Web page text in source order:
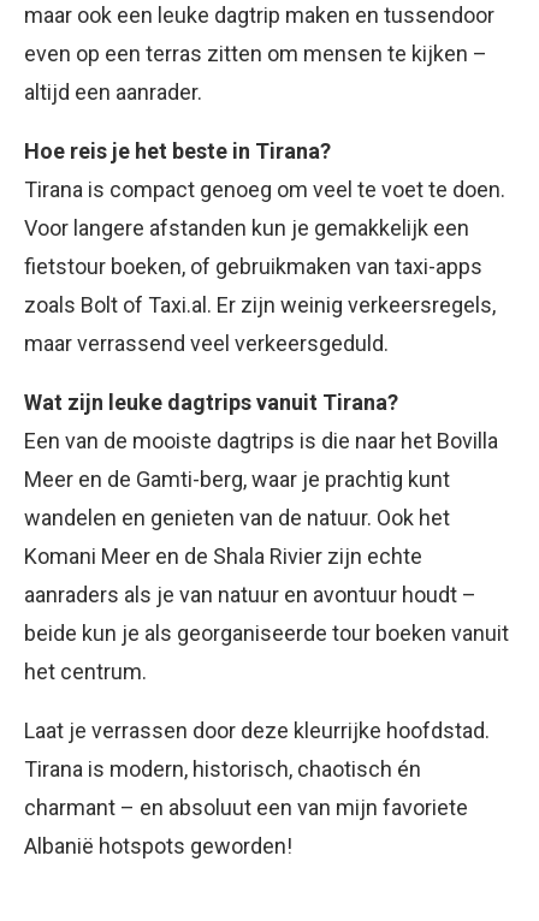
maar ook een leuke dagtrip maken en tussendoor
even op een terras zitten om mensen te kijken –
altijd een aanrader.
Hoe reis je het beste in Tirana?
Tirana is compact genoeg om veel te voet te doen.
Voor langere afstanden kun je gemakkelijk een
fietstour boeken, of gebruikmaken van taxi-apps
zoals Bolt of Taxi.al. Er zijn weinig verkeersregels,
maar verrassend veel verkeersgeduld.
Wat zijn leuke dagtrips vanuit Tirana?
Een van de mooiste dagtrips is die naar het Bovilla
Meer en de Gamti-berg, waar je prachtig kunt
wandelen en genieten van de natuur. Ook het
Komani Meer en de Shala Rivier zijn echte
aanraders als je van natuur en avontuur houdt –
beide kun je als georganiseerde tour boeken vanuit
het centrum.
Laat je verrassen door deze kleurrijke hoofdstad.
Tirana is modern, historisch, chaotisch én
charmant – en absoluut een van mijn favoriete
Albanië hotspots geworden!